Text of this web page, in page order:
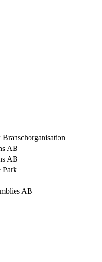
AB
AB
Park
AB